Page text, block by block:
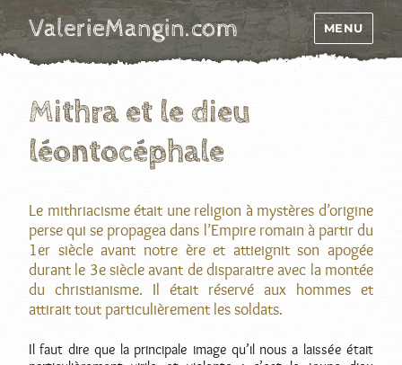
ValerieMangin.com MENU
Mithra et le dieu
léontocéphale
Le mithriacisme était une religion à mystères d’origine
perse qui se propagea dans l’Empire romain à partir du
1er siècle avant notre ère et attieignit son apogée
durant le 3e siècle avant de disparaitre avec la montée
du christianisme. Il était réservé aux hommes et
attirait tout particulièrement les soldats.
Il faut dire que la principale image qu’il nous a laissée était